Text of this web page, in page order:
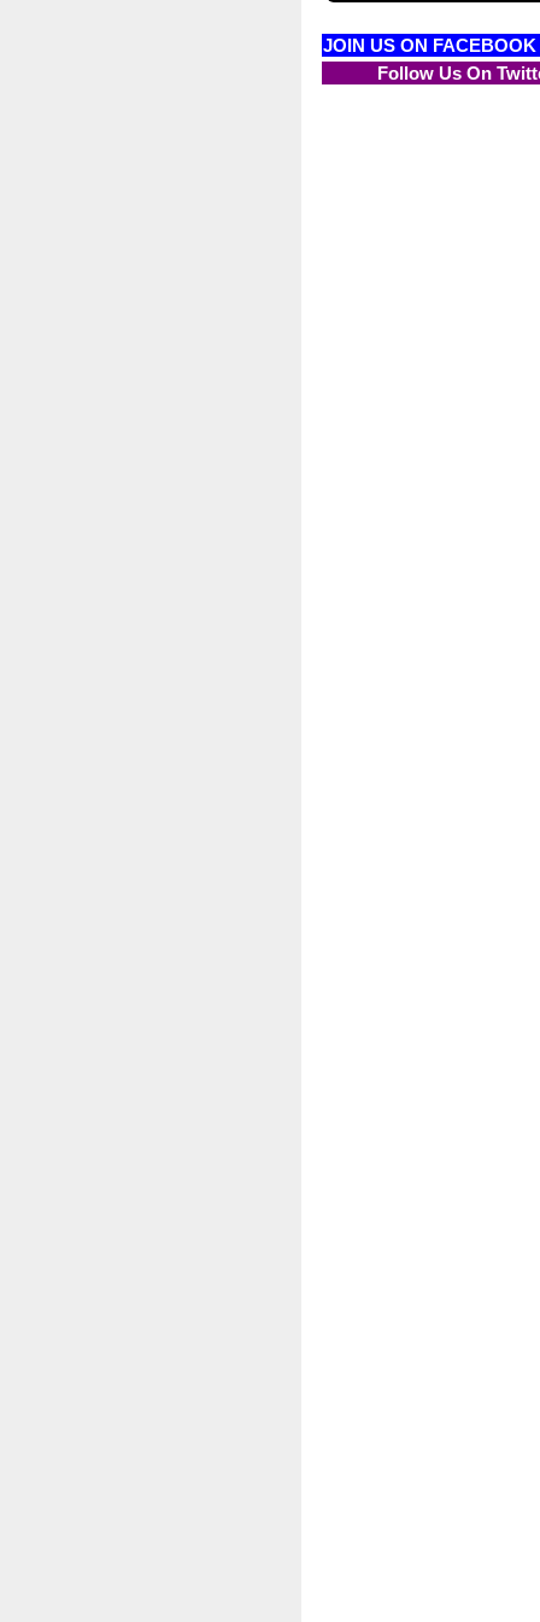
JOIN US ON
Follow Us On